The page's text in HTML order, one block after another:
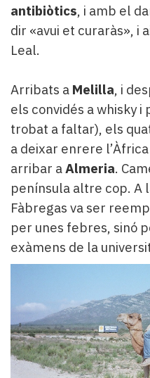
antibiòtics, i amb el
dir «avui et curaràs», i
Leal.
Arribats a Melilla, i
els convidés a whisky
trobat a faltar), els
a deixar enrere
arribar aAlmeria.
península altre cop. A
Fàbregas va ser
per unes febres, sinó
exàmens de la